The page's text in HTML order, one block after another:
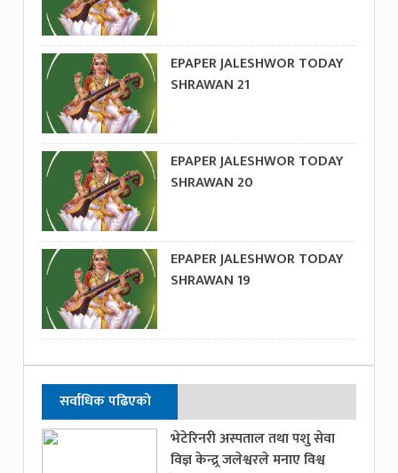
EPAPER JALESHWOR TODAY
SHRAWAN 21
EPAPER JALESHWOR TODAY
SHRAWAN 20
EPAPER JALESHWOR TODAY
SHRAWAN 19
सर्वाधिक पढिएको
भेटेरिनरी अस्पताल तथा पशु सेवा
विज्ञ केन्द्र्र जलेश्वरले मनाए विश्व